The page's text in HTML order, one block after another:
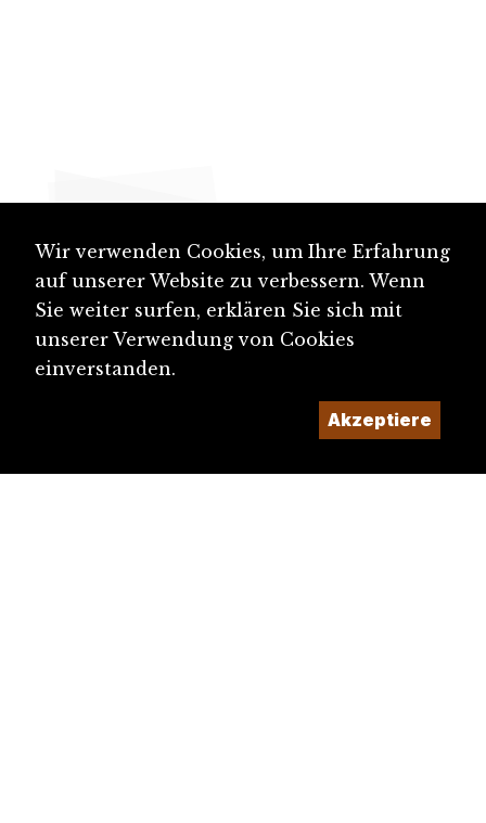
Wir verwenden Cookies, um Ihre Erfahrung
auf unserer Website zu verbessern. Wenn
Sie weiter surfen, erklären Sie sich mit
unserer Verwendung von Cookies
einverstanden.
Akzeptiere